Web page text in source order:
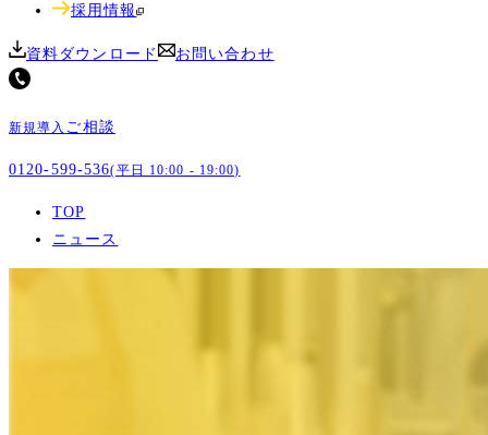
採用情報
資料ダウンロード お問い合わせ
新規導入 ご相談
0120-599-536(平日 10:00 - 19:00)
TOP
ニュース